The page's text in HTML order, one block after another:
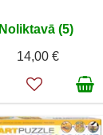
Noliktavā (5)
14,00 €